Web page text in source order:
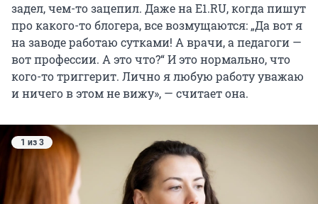
задел, чем-то зацепил. Даже на Е1.RU, когда пишут
про какого-то блогера, все возмущаются: „Да вот я
на заводе работаю сутками! А врачи, а педагоги —
вот профессии. А это что?“ И это нормально, что
кого-то триггерит. Лично я любую работу уважаю
и ничего в этом не вижу», — считает она.
1 из 3